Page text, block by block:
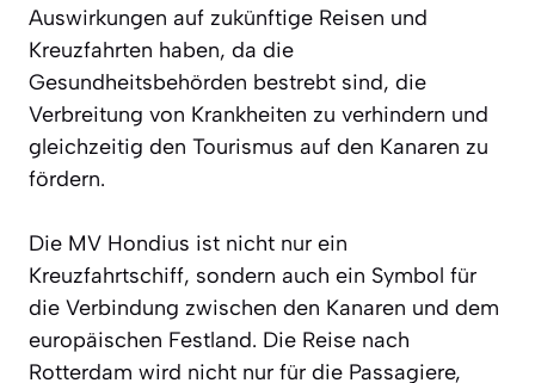
Auswirkungen auf zukünftige Reisen und
Kreuzfahrten haben, da die
Gesundheitsbehörden bestrebt sind, die
Verbreitung von Krankheiten zu verhindern und
gleichzeitig den Tourismus auf den Kanaren zu
fördern.
Die MV Hondius ist nicht nur ein
Kreuzfahrtschiff, sondern auch ein Symbol für
die Verbindung zwischen den Kanaren und dem
europäischen Festland. Die Reise nach
Rotterdam wird nicht nur für die Passagiere,